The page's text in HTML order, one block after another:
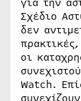
Σχέδιο
δεν
οι
Watch.